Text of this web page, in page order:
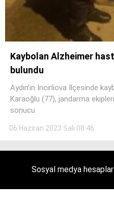
Kaybolan Alzheimer
bulundu
Aydın’ın İncirliova İlçesinde
Karaoğlu (77), jandarma
sonucu
06 Haziran 2023 Salı 08:46
Sosyal medya